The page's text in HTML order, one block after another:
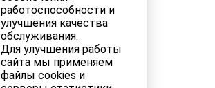
работоспособности и
улучшения качества
обслуживания.
Для улучшения работы
сайта мы применяем
файлы cookies и